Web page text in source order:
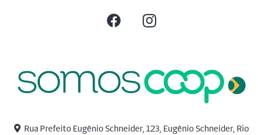
Rua Prefeito Eugênio Schneider, 123, Eugênio Schneider, Rio